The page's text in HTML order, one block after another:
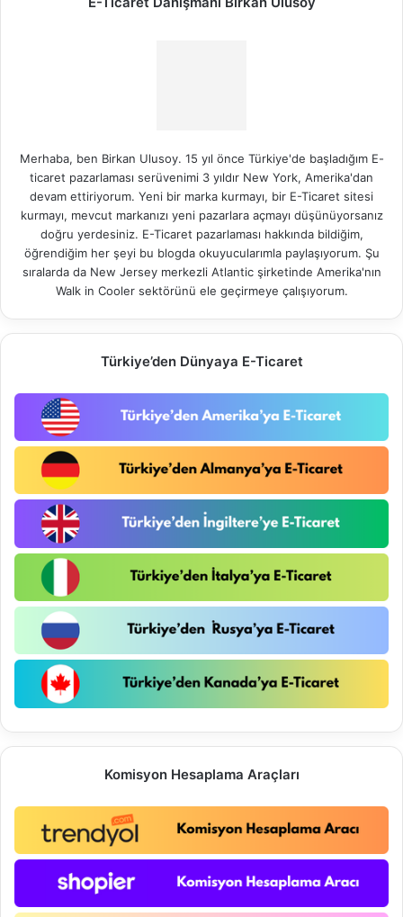
Merhaba, ben Birkan Ulusoy. 15 yıl önce Türkiye'de başladığım E-
ticaret pazarlaması serüvenimi 3 yıldır New York, Amerika'dan
devam ettiriyorum. Yeni bir marka kurmayı, bir E-Ticaret sitesi
kurmayı, mevcut markanızı yeni pazarlara açmayı düşünüyorsanız
doğru yerdesiniz. E-Ticaret pazarlaması hakkında bildiğim,
öğrendiğim her şeyi bu blogda okuyucularımla paylaşıyorum. Şu
sıralarda da New Jersey merkezli Atlantic şirketinde Amerika'nın
Walk in Coolersektörünü ele geçirmeye çalışıyorum.
Türkiye’den Dünyaya E-Ticaret
Komisyon Hesaplama Araçları